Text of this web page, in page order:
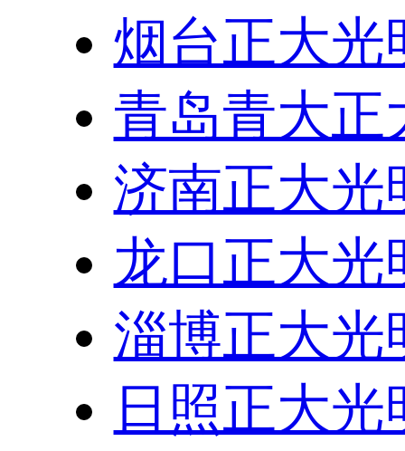
烟台正大光
青岛青大
济南正大光
龙口正大光
淄博正大光
日照正大